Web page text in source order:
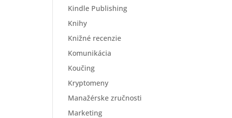
Kindle Publishing
Knihy
Knižné recenzie
Komunikácia
Koučing
Kryptomeny
Manažérske zručnosti
Marketing